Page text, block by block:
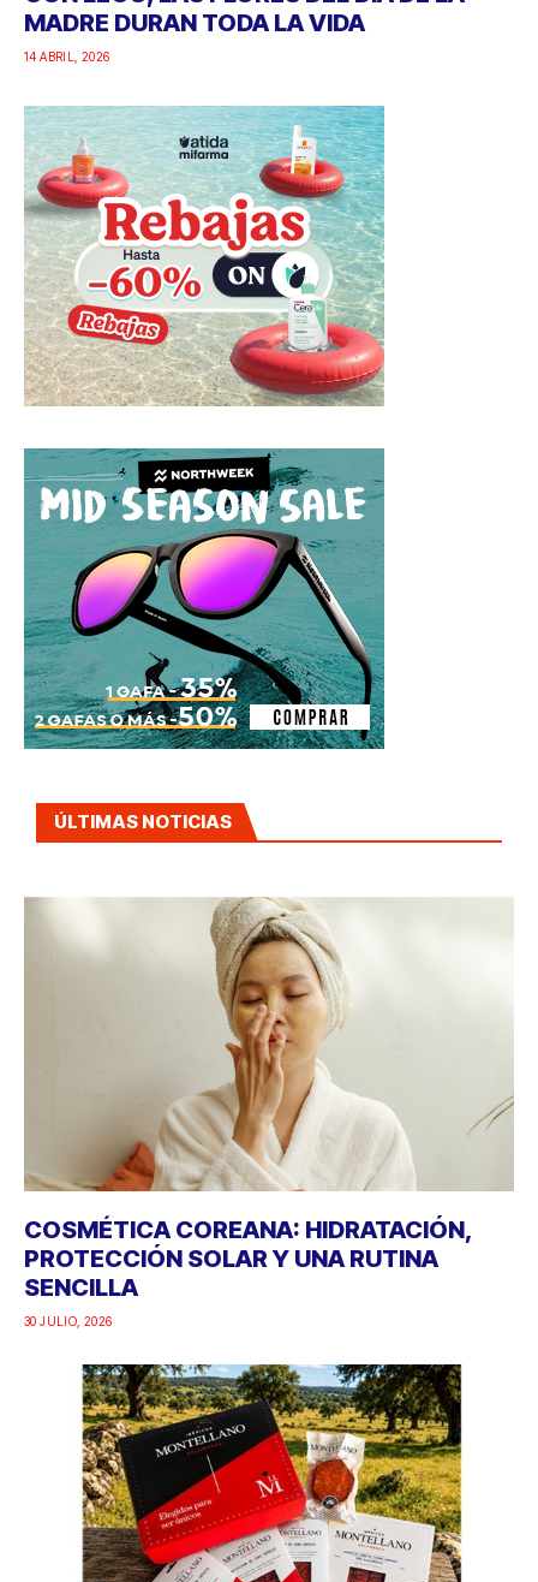
MADRE DURAN TODA LA VIDA
14 ABRIL, 2026
ÚLTIMAS NOTICIAS
COSMÉTICA COREANA: HIDRATACIÓN,
PROTECCIÓN SOLAR Y UNA RUTINA
SENCILLA
30 JULIO, 2026